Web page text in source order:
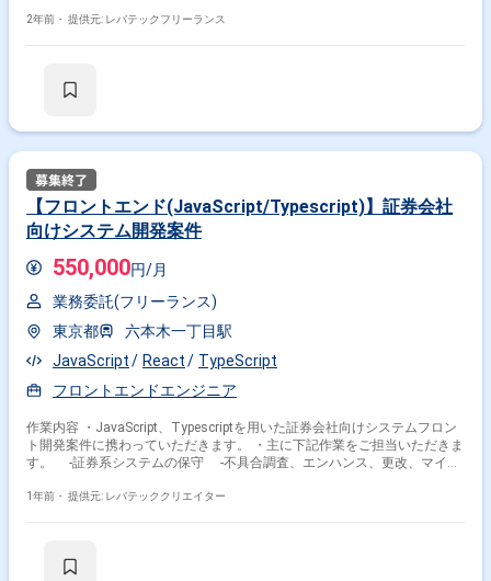
2年前・ 提供元: レバテックフリーランス
【フロントエンド(JavaScript/Typescript)】証券会社
向けシステム開発案件
550,000円/月
業務委託(フリーランス)
東京都
六本木一丁目駅
JavaScript
React
TypeScript
フロントエンドエンジニア
作業内容 ・JavaScript、Typescriptを用いた証券会社向けシステムフロン
ト開発案件に携わっていただきます。 ・主に下記作業をご担当いただきま
す。 -証券系システムの保守 -不具合調査、エンハンス、更改、マイグ
1年前・ 提供元: レバテッククリエイター